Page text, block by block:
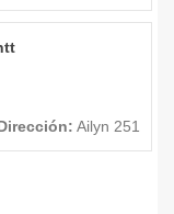
Ailyn 251